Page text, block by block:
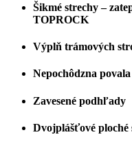
Šikmé strechy –
TOPROCK
Výplň trámových
Nepochôdzna
Zavesené podhľady
Dvojplášťové ploché